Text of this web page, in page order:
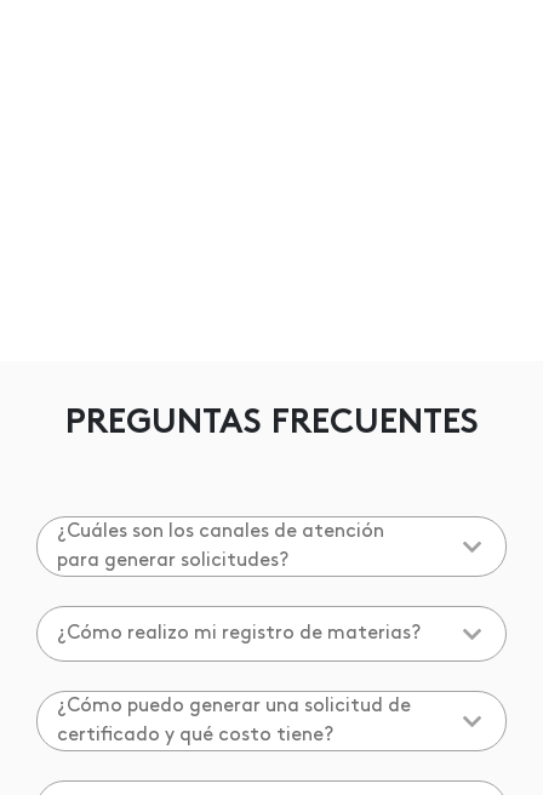
PREGUNTAS FRECUENTES
¿Cuáles son los canales de atención
para generar solicitudes?
¿Cómo realizo mi registro de materias?
¿Cómo puedo generar una solicitud de
certificado y qué costo tiene?